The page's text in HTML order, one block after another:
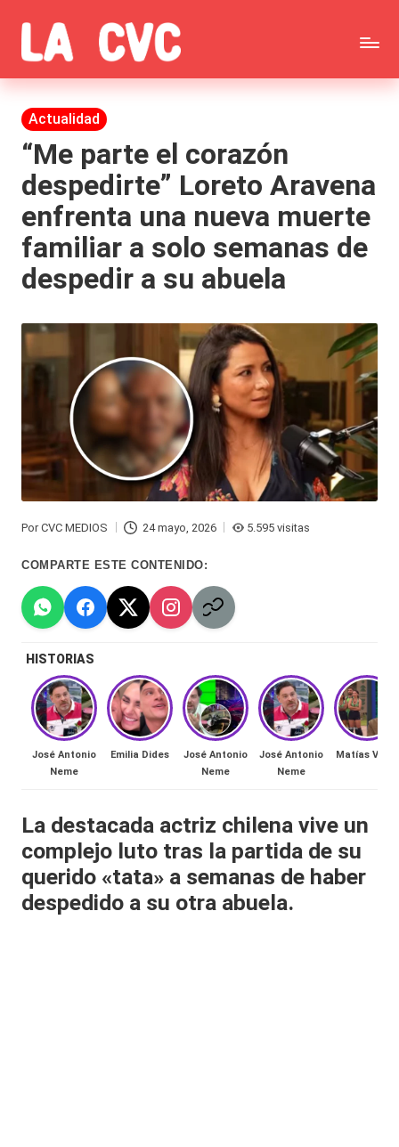
Saltar
al
contenido
C
o
p
u
c
h
a
s
y
F
ar
á
n
d
C
hi
le
n
a
🔥
R
al
it
y
s,
Todas
las
noticias
de
la
farándula,
Realitys,
Brava,
Gran
Hermano
Tendencias
-
Tv
redes
lacvc.com
Publicada
en
Actualidad
“Me parte el corazón
despedirte” Loreto Aravena
enfrenta una nueva muerte
familiar a solo semanas de
despedir a su abuela
PorCVC MEDIOS 24 mayo, 2026 5.595 visitas
COMPARTE ESTE CONTENIDO:
HISTORIAS
José Antonio
Neme
Emilia Dides
José Antonio
Neme
José Antonio
Neme
Matías Vega
La destacada actriz chilena vive un
complejo luto tras la partida de su
querido «tata» a semanas de haber
despedido a su otra abuela.